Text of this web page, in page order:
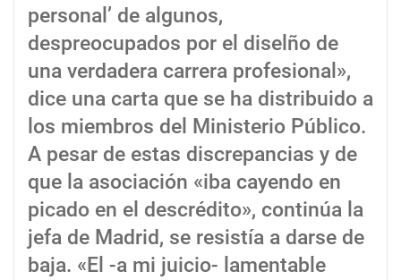
personal’ de algunos,
despreocupados por el diselño de
una verdadera carrera profesional»,
dice una carta que se ha distribuido a
los miembros del Ministerio Público.
A pesar de estas discrepancias y de
que la asociación «iba cayendo en
picado en el descrédito», continúa la
jefa de Madrid, se resistía a darse de
baja. «El -a mi juicio- lamentable